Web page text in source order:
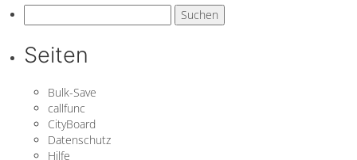
nach:
Seiten
Bulk-Save
callfunc
CityBoard
Datenschutz
Hilfe